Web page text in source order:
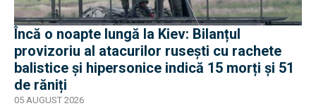
Încă o noapte lungă la Kiev: Bilanțul
provizoriu al atacurilor rusești cu rachete
balistice și hipersonice indică 15 morți și 51
de răniți
05 AUGUST 2026